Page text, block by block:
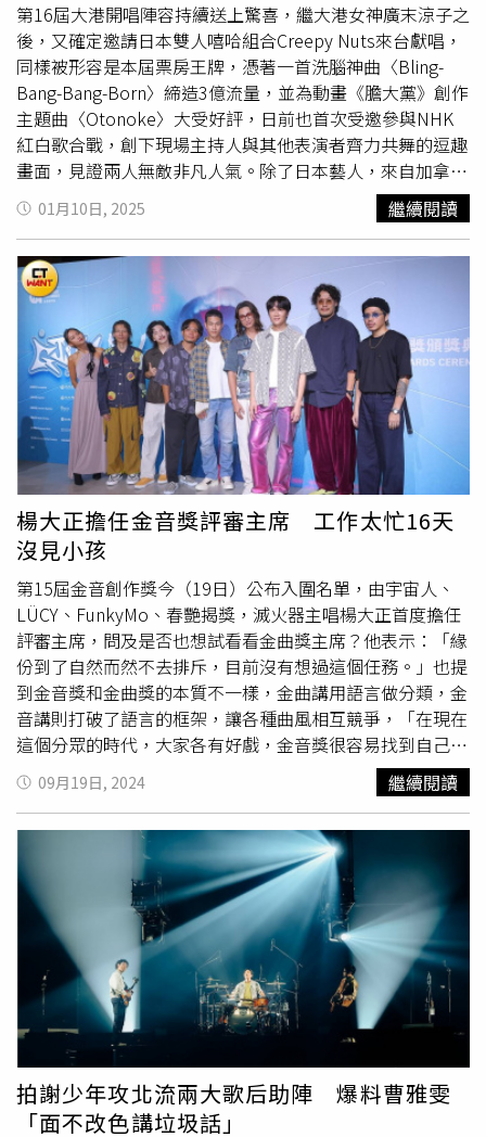
第16屆大港開唱陣容持續送上驚喜，繼大港女神廣末涼子之
後，又確定邀請日本雙人嘻哈組合Creepy Nuts來台獻唱，
同樣被形容是本屆票房王牌，憑著一首洗腦神曲〈Bling-
Bang-Bang-Born〉締造3億流量，並為動畫《膽大黨》創作
主題曲〈Otonoke〉大受好評，日前也首次受邀參與NHK
紅白歌合戰，創下現場主持人與其他表演者齊力共舞的逗趣
畫面，見證兩人無敵非凡人氣。除了日本藝人，來自加拿大
蒙特婁的HOMESHAKE，是歌手Peter Sagar的音樂計畫，
善於當今流行的臥室創作為基底，伴隨合成器勾勒出的lo-fi
節奏，營造獨特R&B聲響，打造鬆軟又馳放的音樂風格，深
受不少另類樂迷喜愛，首次遠赴高雄港邊演出，要把房間最
舒適的風景搬上台。南韓R&B女聲sogumm將帶來精彩舞
台。（圖／出日音樂提供）曾在2023年以Balming Tiger組
合登上大港開唱的南韓R&B女聲sogumm，帶來令人深刻的
舞台魅力，相隔兩年改以個人形式登台，也將展現不同團體
的迷人姿態。曾奪下選秀冠軍的sogumm，不斷嘗試各種曲
風，從流行、嘻哈、R&B等，都注入強勁自我色彩，在文靜
外表下，形成有趣反差，因此在南韓擁有大批獨立樂迷擁
護，過去也曾跟hyukoh主唱吳赫合作。拍謝少年第11度參
加大港開唱。（圖／出日音樂提供）至於本屆大港開唱首組
台灣代表正式出爐，由拍謝少年扛起重要大旗宣告第11度參
戰，去年發行《
快，拍謝少年不僅成功挑戰北流，也把搖滾樂提升到全新境
界，事實上樂團演完後不斷思考如何有機會重現精彩演出，
順應再次刷新大港登台紀錄，拍謝少年賣關子保密：「去年
我們選在大港首唱新歌，今年是拍謝少年20周年，預計將有
全新計畫，請所有『粉虱』一同期待！」
01月10日, 2025 繼續閱讀
楊大正擔任金音獎評審主席 工作太忙16天
沒見小孩
第15屆金音創作獎今（19日）公布入圍名單，由宇宙人、
LÜCY、FunkyMo、春艷揭獎，滅火器主唱楊大正首度擔任
評審主席，問及是否也想試看看金曲獎主席？他表示：「緣
份到了自然而然不去排斥，目前沒有想過這個任務。」也提
到金音獎和金曲獎的本質不一樣，金曲講用語言做分類，金
音講則打破了語言的框架，讓各種曲風相互競爭，「在現在
這個分眾的時代，大家各有好戲，金音獎很容易找到自己的
喜好的區塊，是很有價值的地方。」這次的金音獎入圍名
單，在單曲的部分討論最久，很多作品都有進入4、5輪的討
論，工作相當忙碌的楊大正，已經16天沒有見到家人和小
孩，他也表示：「今晚會和小孩相見歡！」家人對他而言是
充電的力量，「有的時候拍戲會離家一段時間，不是一個很
少發生的事情，自己會覺得回家還是很重要的，充電的感覺
是完全不一樣，跟家人充電會繼續有能量創作跟做其他工
作。」楊大正首度擔任評審主席。（圖／楊澍攝）今年的評
審團獎得主為樂團傷心欲絕吉他手劉暐，他在去年不幸過
世，享年38歲，楊大正提到年輕時很常跟劉暐一起玩音樂，
「雖然很不捨他離開了，好像是錄完這張專輯沒多久就有狀
況，他留下這個禮物給這個擁有共同記憶的世代，很值得把
他的故事告訴大家，去紀念這個時代他曾即存在過的軌跡，
滿有意義的。」宇宙人擔任揭獎嘉賓。（圖／楊澍攝）本屆
09月19日, 2024 繼續閱讀
拍謝少年攻北流兩大歌后助陣 爆料曹雅雯
「面不改色講垃圾話」